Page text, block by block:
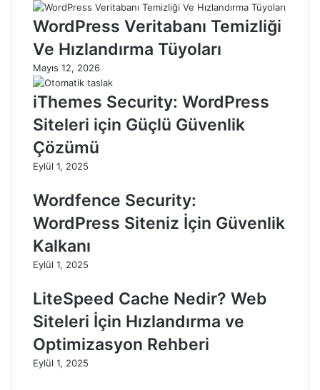
WordPress Veritabanı Temizliği
Ve Hızlandırma Tüyoları
Mayıs 12, 2026
iThemes Security: WordPress
Siteleri için Güçlü Güvenlik
Çözümü
Eylül 1, 2025
Wordfence Security:
WordPress Siteniz İçin Güvenlik
Kalkanı
Eylül 1, 2025
LiteSpeed Cache Nedir? Web
Siteleri İçin Hızlandırma ve
Optimizasyon Rehberi
Eylül 1, 2025